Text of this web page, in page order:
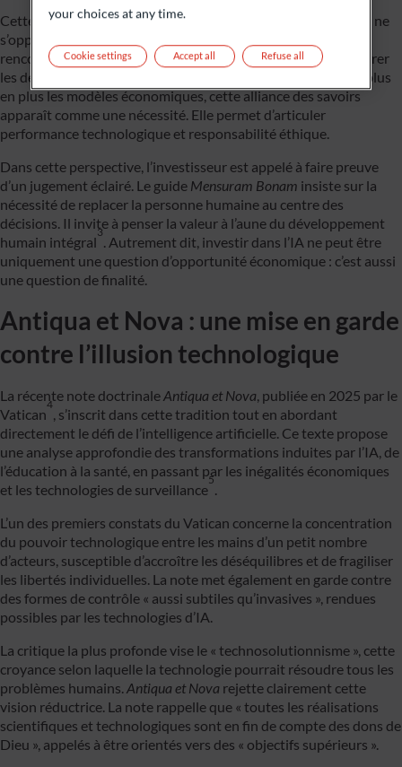
Cette approche repose sur une conviction forte : foi et raison ne
s’opposent pas, elles se complètent. L’Église encourage une
rencontre entre sciences, philosophie et théologie afin d’éclairer
les décisions humaines. Dans un monde où l’IA structure de plus
en plus les modèles économiques, cette alliance des savoirs
apparaît comme une nécessité. Elle permet d’articuler
performance technologique et responsabilité éthique.
Dans cette perspective, l’investisseur est appelé à faire preuve
d’un jugement éclairé. Le guide Mensuram Bonam insiste sur la
nécessité de replacer la personne humaine au centre des
décisions. Il invite à penser la valeur à l’aune du développement
humain intégral
3
. Autrement dit, investir dans l’IA ne peut être
uniquement une question d’opportunité économique : c’est aussi
une question de finalité.
Antiqua et Nova : une mise en garde
contre l’illusion technologique
La récente note doctrinaleAntiqua et Nova, publiée en 2025 par le
Vatican
4
, s’inscrit dans cette tradition tout en abordant
directement le défi de l’intelligence artificielle. Ce texte propose
une analyse approfondie des transformations induites par l’IA, de
l’éducation à la santé, en passant par les inégalités économiques
et les technologies de surveillance
5
.
L’un des premiers constats du Vatican concerne la concentration
du pouvoir technologique entre les mains d’un petit nombre
d’acteurs, susceptible d’accroître les déséquilibres et de fragiliser
les libertés individuelles. La note met également en garde contre
des formes de contrôle « aussi subtiles qu’invasives », rendues
possibles par les technologies d’IA.
La critique la plus profonde vise le « technosolutionnisme », cette
croyance selon laquelle la technologie pourrait résoudre tous les
problèmes humains.Antiqua et Nova rejette clairement cette
vision réductrice. La note rappelle que « toutes les réalisations
scientifiques et technologiques sont en fin de compte des dons de
Dieu », appelés à être orientés vers des « objectifs supérieurs ».
your choices at any time.
Cookie settings Refuse all
Accept all